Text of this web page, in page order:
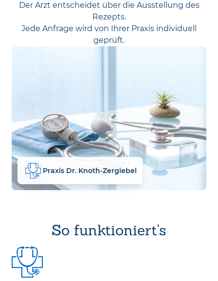
Der Arzt entscheidet über die Ausstellung des
Rezepts.
Jede Anfrage wird von Ihrer Praxis individuell
geprüft.
Praxis Dr. Knoth-Zergiebel
So funktioniert's